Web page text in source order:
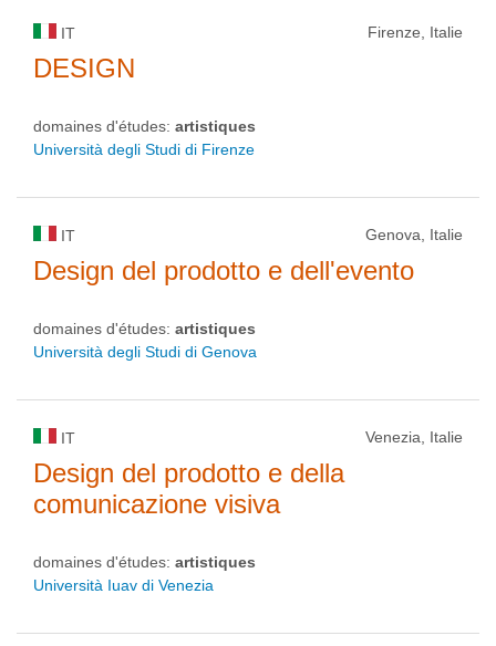
IT Firenze, Italie
DESIGN
domaines d'études: artistiques
Università degli Studi di Firenze
IT Genova, Italie
Design del prodotto e dell'evento
domaines d'études: artistiques
Università degli Studi di Genova
IT Venezia, Italie
Design del prodotto e della
comunicazione visiva
domaines d'études: artistiques
Università Iuav di Venezia